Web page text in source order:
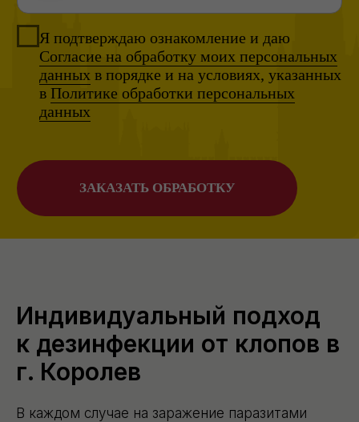
Индивидуальный подход
к дезинфекции от клопов в
г. Королев
В каждом случае на заражение паразитами